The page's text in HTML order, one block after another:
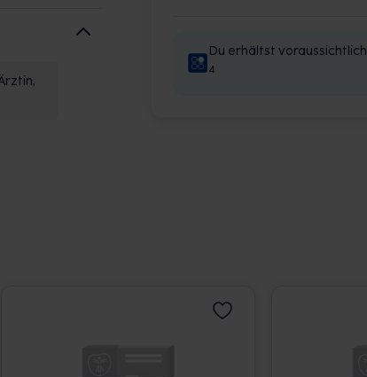
Du erhältst voraussichtlich
4